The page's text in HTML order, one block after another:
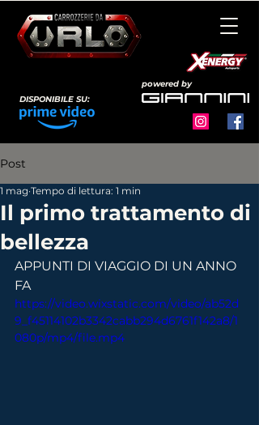
powered by
DISPONIBILE SU:
Post
Il primo trattamento di
bellezza
1 mag Tempo di lettura: 1 min
APPUNTI DI VIAGGIO DI UN ANNO
FA
https://video.wixstatic.com/video/ab52d
9_f45114102b3342cabb294d6761f142a8/1
080p/mp4/file.mp4